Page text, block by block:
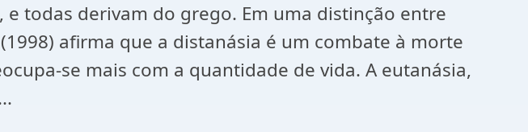
todas derivam do grego. Em uma distinção entre
afirma que a distanásia é um combate à morte
se mais com a quantidade de vida. A eutanásia,